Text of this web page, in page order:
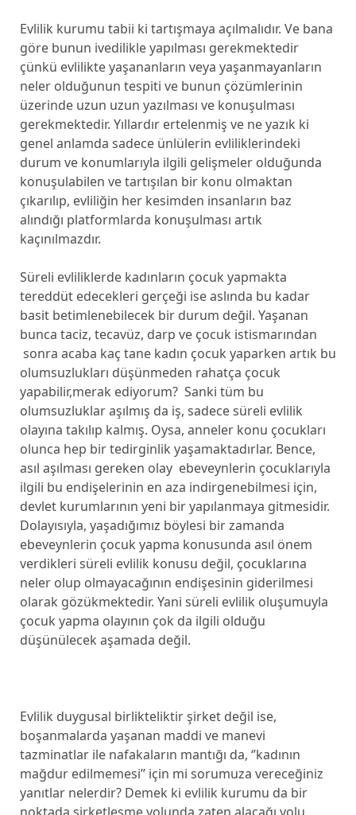
Evlilik kurumu tabii ki tartışmaya açılmalıdır. Ve bana
göre bunun ivedilikle yapılması gerekmektedir
çünkü evlilikte yaşananların veya yaşanmayanların
neler olduğunun tespiti ve bunun çözümlerinin
üzerinde uzun uzun yazılması ve konuşulması
gerekmektedir. Yıllardır ertelenmiş ve ne yazık ki
genel anlamda sadece ünlülerin evliliklerindeki
durum ve konumlarıyla ilgili gelişmeler olduğunda
konuşulabilen ve tartışılan bir konu olmaktan
çıkarılıp, evliliğin her kesimden insanların baz
alındığı platformlarda konuşulması artık
kaçınılmazdır.
Süreli evliliklerde kadınların çocuk yapmakta
tereddüt edecekleri gerçeği ise aslında bu kadar
basit betimlenebilecek bir durum değil. Yaşanan
bunca taciz, tecavüz, darp ve çocuk istismarından
sonra acaba kaç tane kadın çocuk yaparken artık bu
olumsuzlukları düşünmeden rahatça çocuk
yapabilir,merak ediyorum? Sanki tüm bu
olumsuzluklar aşılmış da iş, sadece süreli evlilik
olayına takılıp kalmış. Oysa, anneler konu çocukları
olunca hep bir tedirginlik yaşamaktadırlar. Bence,
asıl aşılması gereken olay ebeveynlerin çocuklarıyla
ilgili bu endişelerinin en aza indirgenebilmesi için,
devlet kurumlarının yeni bir yapılanmaya gitmesidir.
Dolayısıyla, yaşadığımız böylesi bir zamanda
ebeveynlerin çocuk yapma konusunda asıl önem
verdikleri süreli evlilik konusu değil, çocuklarına
neler olup olmayacağının endişesinin giderilmesi
olarak gözükmektedir. Yani süreli evlilik oluşumuyla
çocuk yapma olayının çok da ilgili olduğu
düşünülecek aşamada değil.
Evlilik duygusal birlikteliktir şirket değil ise,
boşanmalarda yaşanan maddi ve manevi
tazminatlar ile nafakaların mantığı da, ‘’kadının
mağdur edilmemesi’’ için mi sorumuza vereceğiniz
yanıtlar nelerdir? Demek ki evlilik kurumu da bir